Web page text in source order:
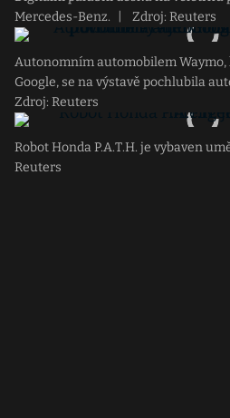
Mercedes-Benz.
Zdroj: Reuters
Autonomním automobilem
Google, se na výstavě pochlubila
Zdroj: Reuters
Robot Honda P.A.T.H. je vybaven
Reuters